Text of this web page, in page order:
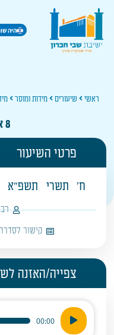
היה
ראשי שיעורים מידות ומוסר
8 אגרת הרמב"ן
פרטי השיעור
ח' תשרי תשפ"א
רב:
קישור
צפייה/האזנה
נגן
אודיו
00:00